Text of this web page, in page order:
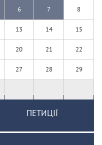
6 7 8
13 14 15
20 21 22
27 28 29
ПЕТИЦІЇ